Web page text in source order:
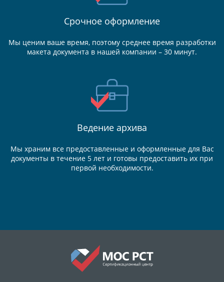
Срочное оформление
Мы ценим ваше время, поэтому среднее время разработки
макета документа в нашей компании – 30 минут.
Ведение архива
Мы храним все предоставленные и оформленные для Вас
документы в течение 5 лет и готовы предоставить их при
первой необходимости.